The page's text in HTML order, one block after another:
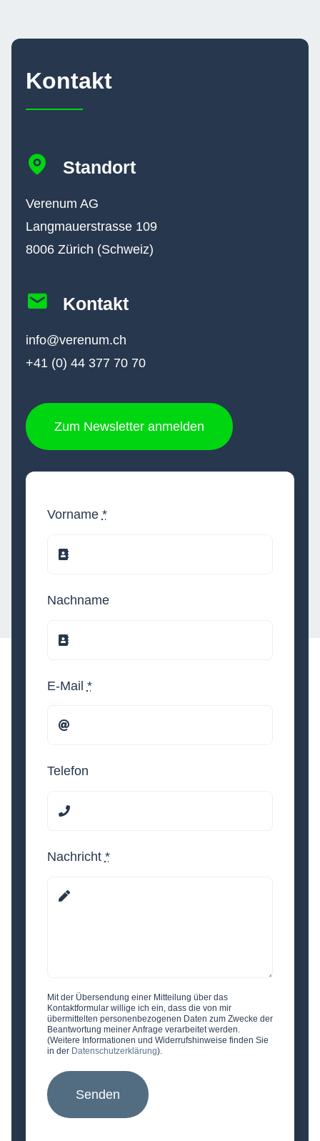
Kontakt
Standort
Verenum AG
Langmauerstrasse 109
8006 Zürich (Schweiz)
Kontakt
info@verenum.ch
+41 (0) 44 377 70 70
Zum Newsletter anmelden
Vorname *
Nachname
E-Mail *
Telefon
Nachricht *
Mit der Übersendung einer Mitteilung über das
Kontaktformular willige ich ein, dass die von mir
übermittelten personenbezogenen Daten zum Zwecke der
Beantwortung meiner Anfrage verarbeitet werden.
(Weitere Informationen und Widerrufshinweise finden Sie
in der Datenschutzerklärung).
Senden